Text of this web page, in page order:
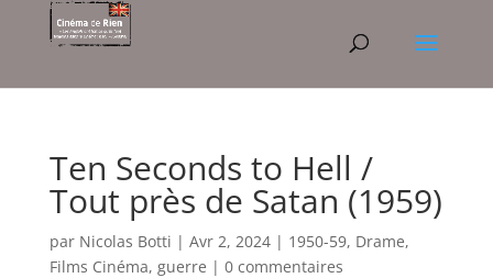
Ten Seconds to Hell /
Tout près de Satan (1959)
par Nicolas Botti | Avr 2, 2024| 1950-59, Drame,
Films Cinéma, guerre | 0 commentaires